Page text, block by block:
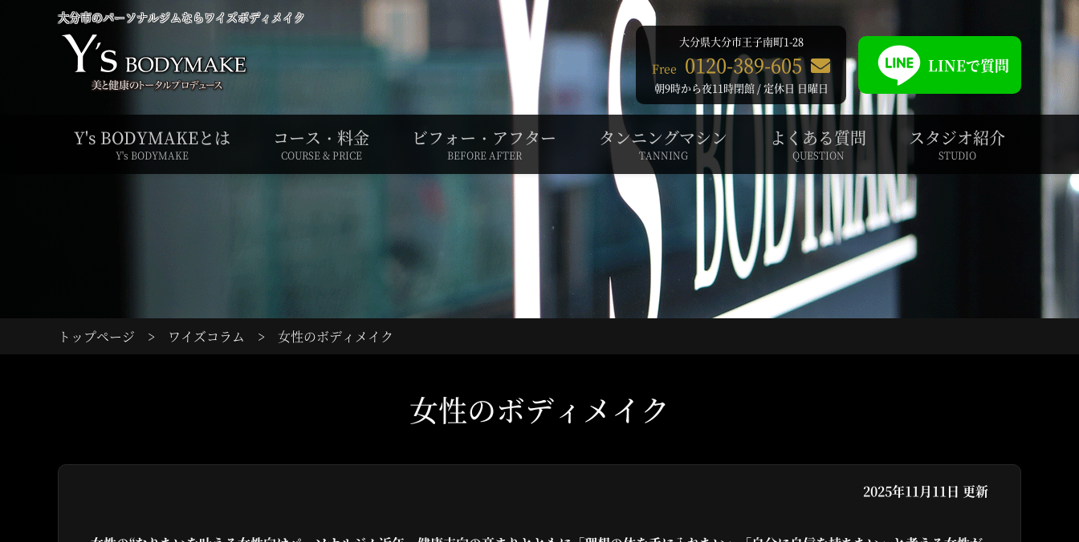
大分市のパーソナルジムならワイズボディメイク
大分県大分市王子南町1-28
Free 0120-389-605
朝9時から夜11時閉館 / 定休日 日曜日
LINEで質問
Y's BODYMAKEとは
Y's BODYMAKE
コース・料金
COURSE & PRICE
ビフォー・アフター
BEFORE AFTER
タンニングマシン
TANNING
よくある質問
QUESTION
スタジオ紹介
STUDIO
トップページ > ワイズコラム > 女性のボディメイク
女性のボディメイク
2025年11月11日 更新